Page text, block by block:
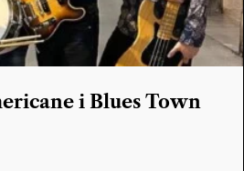
i Blues Town